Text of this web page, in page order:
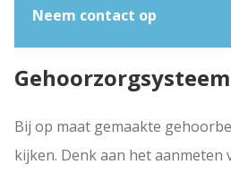
Neem contact op
Bij op maat gemaakte
kijken. Denk aan het